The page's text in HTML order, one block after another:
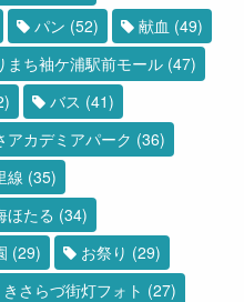
パン (52) 献血 (49)
まち袖ケ浦駅前モール (47)
バス (41)
アカデミアパーク (36)
線 (35)
ほたる (34)
(29) お祭り (29)
きさらづ街灯フォト (27)